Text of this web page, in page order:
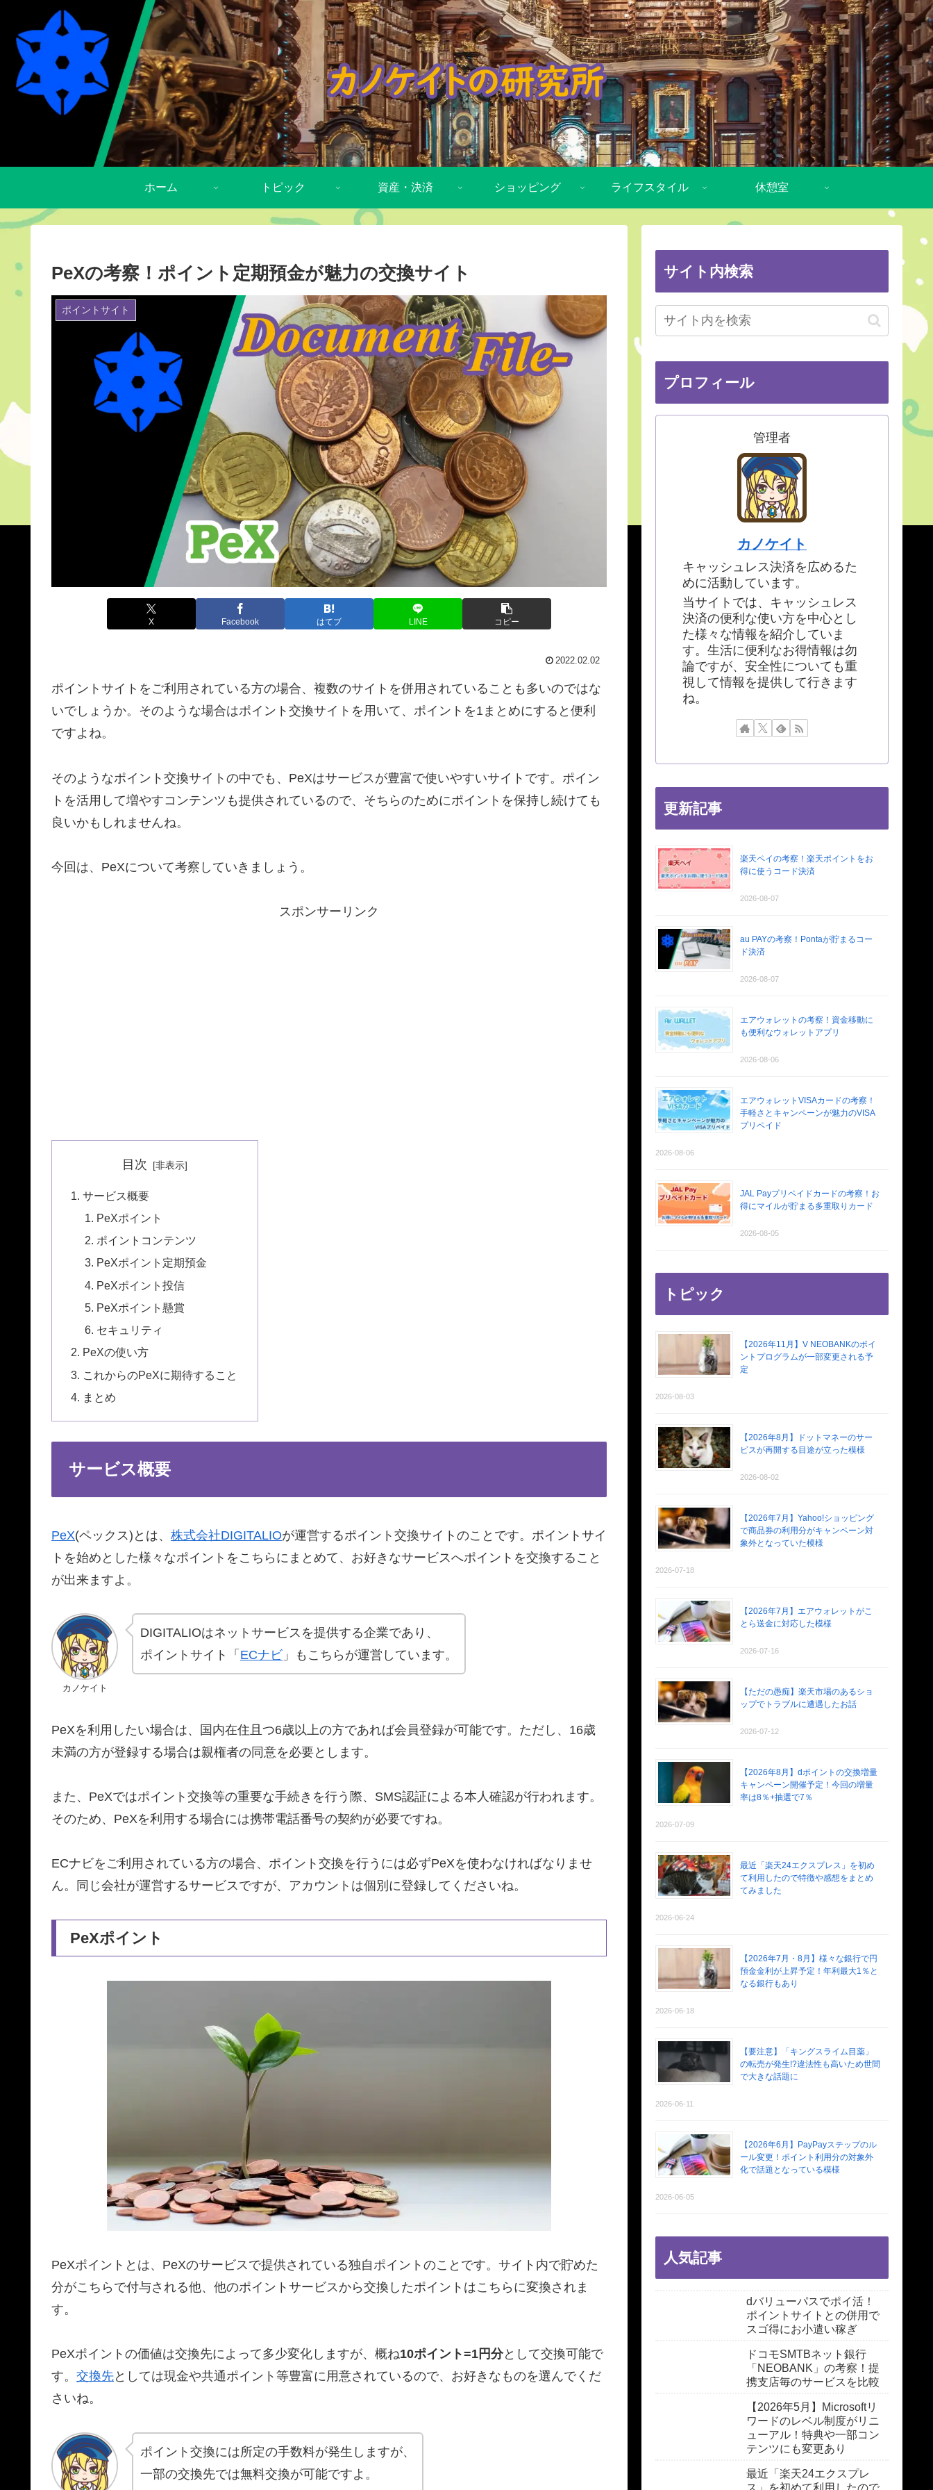
ホーム トピック 資産・決済 ショッピング ライフスタイル 休憩室
PeXの考察！ポイント定期預金が魅力の交換サイト
ポイントサイト
X Facebook はてブ LINE コピー
2022.02.02
ポイントサイトをご利用されている方の場合、複数のサイトを併用されていることも多いのではな
いでしょうか。そのような場合はポイント交換サイトを用いて、ポイントを1まとめにすると便利
ですよね。
そのようなポイント交換サイトの中でも、PeXはサービスが豊富で使いやすいサイトです。ポイン
トを活用して増やすコンテンツも提供されているので、そちらのためにポイントを保持し続けても
良いかもしれませんね。
今回は、PeXについて考察していきましょう。
スポンサーリンク
目次
サービス概要
PeXポイント
ポイントコンテンツ
PeXポイント定期預金
PeXポイント投信
PeXポイント懸賞
セキュリティ
PeXの使い方
これからのPeXに期待すること
まとめ
サービス概要
PeX(ペックス)とは、 株式会社DIGITALIOが運営するポイント交換サイトのことです。ポイントサイ
トを始めとした様々なポイントをこちらにまとめて、お好きなサービスへポイントを交換すること
が出来ますよ。
カノケイト
DIGITALIOはネットサービスを提供する企業であり、
ポイントサイト「 ECナビ 」もこちらが運営しています。
PeXを利用したい場合は、国内在住且つ6歳以上の方であれば会員登録が可能です。ただし、16歳
未満の方が登録する場合は親権者の同意を必要とします。
また、PeXではポイント交換等の重要な手続きを行う際、SMS認証による本人確認が行われます。
そのため、PeXを利用する場合には携帯電話番号の契約が必要ですね。
ECナビをご利用されている方の場合、ポイント交換を行うには必ずPeXを使わなければなりませ
ん。同じ会社が運営するサービスですが、アカウントは個別に登録してくださいね。
PeXポイント
PeXポイントとは、PeXのサービスで提供されている独自ポイントのことです。サイト内で貯めた
分がこちらで付与される他、他のポイントサービスから交換したポイントはこちらに変換されま
す。
PeXポイントの価値は交換先によって多少変化しますが、概ね10ポイント=1円分として交換可能で
す。 交換先としては現金や共通ポイント等豊富に用意されているので、お好きなものを選んでくだ
さいね。
ポイント交換には所定の手数料が発生しますが、
一部の交換先では無料交換が可能ですよ。
サイト内検索
プロフィール
管理者
カノケイト
キャッシュレス決済を広めるた
めに活動しています。
当サイトでは、キャッシュレス
決済の便利な使い方を中心とし
た様々な情報を紹介していま
す。生活に便利なお得情報は勿
論ですが、安全性についても重
視して情報を提供して行きます
ね。
更新記事
楽天ペイの考察！楽天ポイントをお
得に使うコード決済
2026-08-07
au PAYの考察！Pontaが貯まるコー
ド決済
2026-08-07
エアウォレットの考察！資金移動に
も便利なウォレットアプリ
2026-08-06
エアウォレットVISAカードの考察！
手軽さとキャンペーンが魅力のVISA
プリペイド
2026-08-06
JAL Payプリペイドカードの考察！お
得にマイルが貯まる多重取りカード
2026-08-05
トピック
【2026年11月】V NEOBANKのポイ
ントプログラムが一部変更される予
定
2026-08-03
【2026年8月】ドットマネーのサー
ビスが再開する目途が立った模様
2026-08-02
【2026年7月】Yahoo!ショッピング
で商品券の利用分がキャンペーン対
象外となっていた模様
2026-07-18
【2026年7月】エアウォレットがこ
とら送金に対応した模様
2026-07-16
【ただの愚痴】楽天市場のあるショ
ップでトラブルに遭遇したお話
2026-07-12
【2026年8月】dポイントの交換増量
キャンペーン開催予定！今回の増量
率は8％+抽選で7％
2026-07-09
最近「楽天24エクスプレス」を初め
て利用したので特徴や感想をまとめ
てみました
2026-06-24
【2026年7月・8月】様々な銀行で円
預金金利が上昇予定！年利最大1％と
なる銀行もあり
2026-06-18
【要注意】「キングスライム目薬」
の転売が発生!?違法性も高いため世間
で大きな話題に
2026-06-11
【2026年6月】PayPayステップのル
ール変更！ポイント利用分の対象外
化で話題となっている模様
2026-06-05
人気記事
dバリューパスでポイ活！
ポイントサイトとの併用で
スゴ得にお小遣い稼ぎ
ドコモSMTBネット銀行
「NEOBANK」の考察！提
携支店毎のサービスを比較
【2026年5月】Microsoftリ
ワードのレベル制度がリニ
ューアル！特典や一部コン
テンツにも変更あり
最近「楽天24エクスプレ